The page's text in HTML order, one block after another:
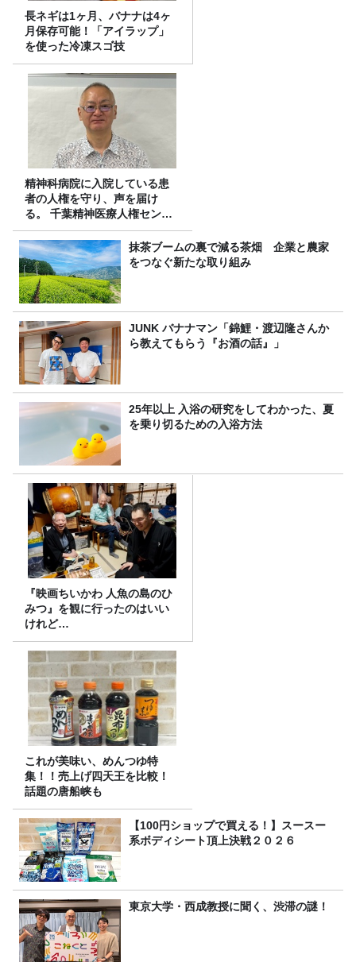
長ネギは1ヶ月、バナナは4ヶ
月保存可能！「アイラップ」
を使った冷凍スゴ技
精神科病院に入院している患
者の人権を守り、声を届け
る。 千葉精神医療人権センタ
ーの取り組み
抹茶ブームの裏で減る茶畑 企業と農家
をつなぐ新たな取り組み
JUNK バナナマン「錦鯉・渡辺隆さんか
ら教えてもらう『お酒の話』」
25年以上 入浴の研究をしてわかった、夏
を乗り切るための入浴方法
『映画ちいかわ 人魚の島のひ
みつ』を観に行ったのはいい
けれど…
これが美味い、めんつゆ特
集！！売上げ四天王を比較！
話題の唐船峡も
【100円ショップで買える！】スースー
系ボディシート頂上決戦２０２６
東京大学・西成教授に聞く、渋滞の謎！